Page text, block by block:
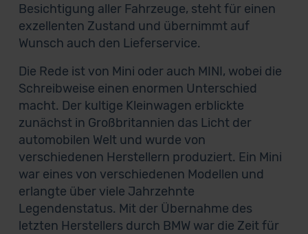
Besichtigung aller Fahrzeuge, steht für einen
exzellenten Zustand und übernimmt auf
Wunsch auch den Lieferservice.
Die Rede ist von Mini oder auch MINI, wobei die
Schreibweise einen enormen Unterschied
macht. Der kultige Kleinwagen erblickte
zunächst in Großbritannien das Licht der
automobilen Welt und wurde von
verschiedenen Herstellern produziert. Ein Mini
war eines von verschiedenen Modellen und
erlangte über viele Jahrzehnte
Legendenstatus. Mit der Übernahme des
letzten Herstellers durch BMW war die Zeit für